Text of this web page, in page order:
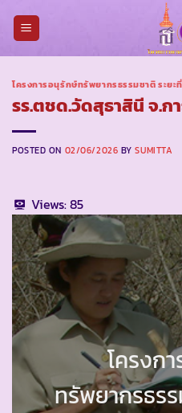
โครงการอนุรักษ์ทรัพยากรธรรมชาติ ระยะ
รร.ตชด.วัดสุธาสินี จ.
POSTED ON 02/06/2026 BYSUMITTA
Views:85
โครงก
ทรัพยากรธร